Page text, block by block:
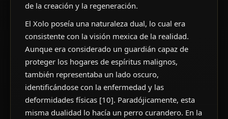
de la creación y la regeneración.
El Xolo poseía una naturaleza dual, lo cual era
consistente con la visión mexica de la realidad.
Aunque era considerado un guardián capaz de
proteger los hogares de espíritus malignos,
también representaba un lado oscuro,
identificándose con la enfermedad y las
deformidades físicas [10]. Paradójicamente, esta
misma dualidad lo hacía un perro curandero. En la